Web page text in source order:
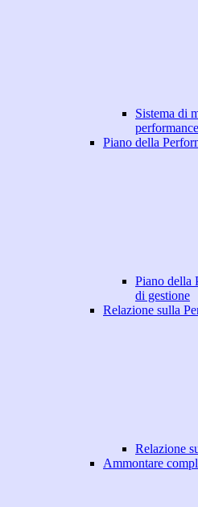
Sistema di
performance
Piano della
Piano della
di gestione
Relazione sulla
Relazione
Ammontare